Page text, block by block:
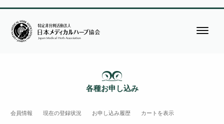
各種お申し込み
会員情報 現在の登録状況 お申し込み履歴 カートを表示